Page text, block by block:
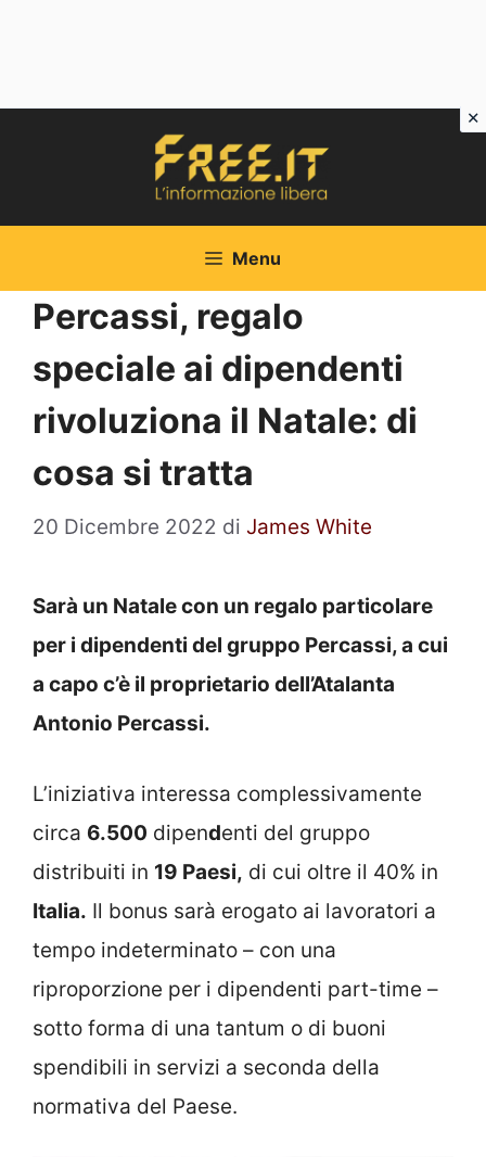
Menu
Percassi, regalo
speciale ai dipendenti
rivoluziona il Natale: di
cosa si tratta
20 Dicembre 2022 di James White
Sarà un Natale con un regalo particolare
per i dipendenti del gruppo Percassi, a cui
a capo c’è il proprietario dell’Atalanta
Antonio Percassi.
L’iniziativa interessa complessivamente
circa 6.500 dipendenti del gruppo
distribuiti in 19 Paesi, di cui oltre il 40% in
Italia. Il bonus sarà erogato ai lavoratori a
tempo indeterminato – con una
riproporzione per i dipendenti part-time –
sotto forma di una tantum o di buoni
spendibili in servizi a seconda della
normativa del Paese.